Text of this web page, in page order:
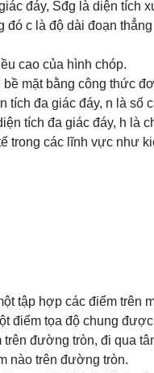
đáy, Sđg là diện tích
c là độ dài đoạn
cao của hình chóp.
mặt bằng công thức
tích đa giác đáy, n là số
tích đa giác đáy, h là
trong các lĩnh vực như
tập hợp các điểm trên
điểm tọa độ chung
đường tròn, đi qua
nào trên đường tròn.